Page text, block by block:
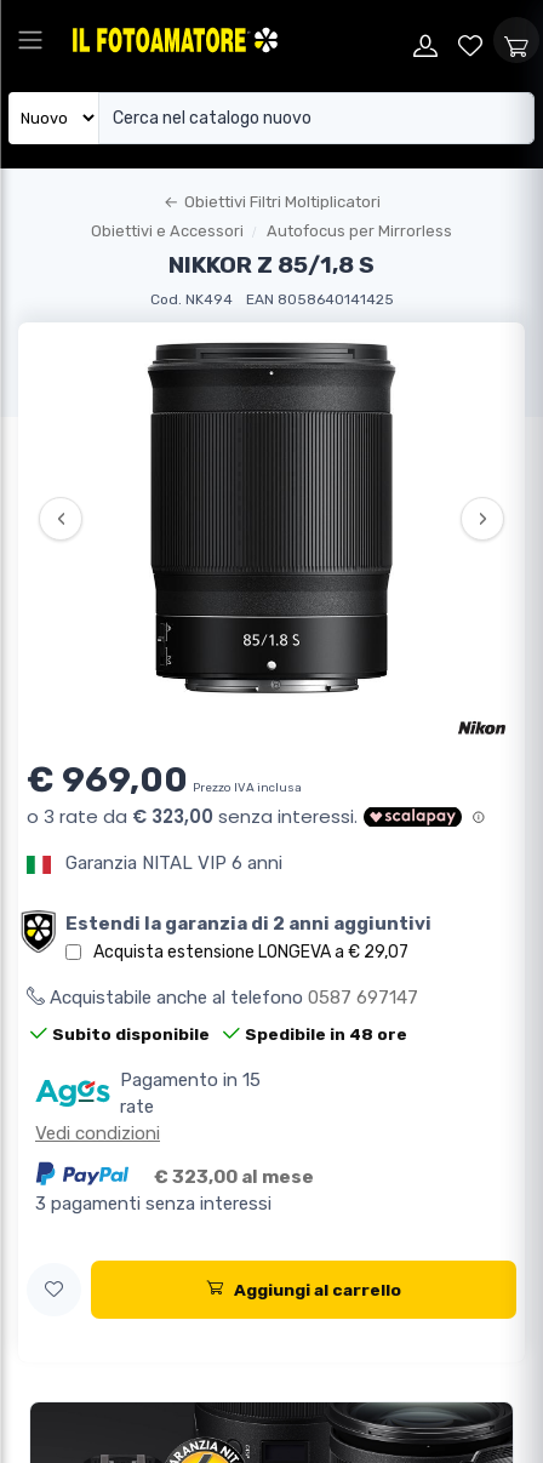
← Obiettivi Filtri Moltiplicatori
Obiettivi e Accessori
Autofocus per Mirrorless
NIKKOR Z 85/1,8 S
Cod. NK494 EAN 8058640141425
‹ ›
€ 969,00 Prezzo IVA inclusa
Garanzia NITAL VIP 6 anni
Estendi la garanzia di 2 anni aggiuntivi
Acquista estensione LONGEVA a € 29,07
Acquistabile anche al telefono 0587 697147
Subito disponibile Spedibile in 48 ore
Pagamento in 15
rate
Vedi condizioni
€ 323,00 al mese
3 pagamenti senza interessi
Aggiungi al carrello